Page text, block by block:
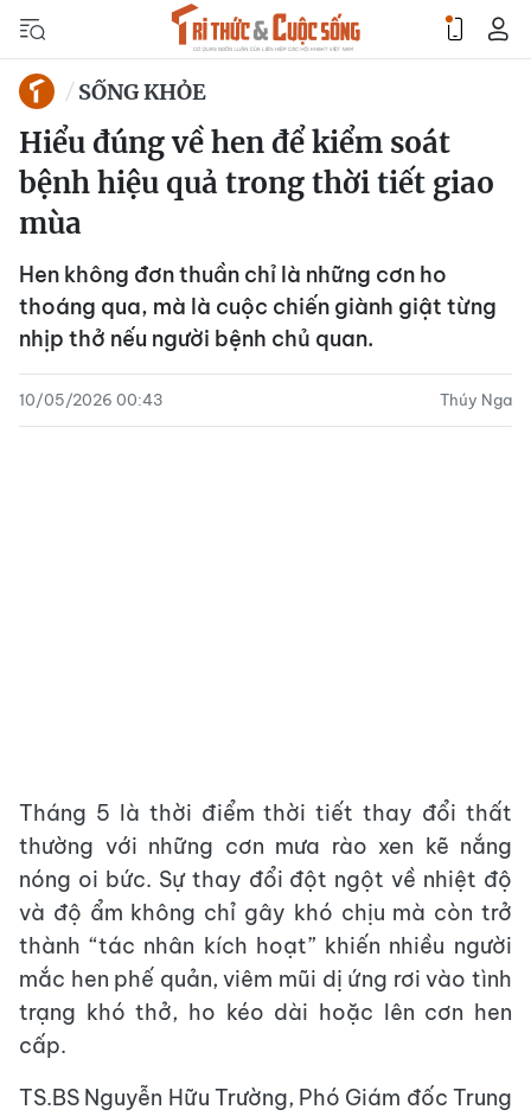
SỐNG KHỎE
Hiểu đúng về hen để kiểm soát
bệnh hiệu quả trong thời tiết giao
mùa
Hen không đơn thuần chỉ là những cơn ho
thoáng qua, mà là cuộc chiến giành giật từng
nhịp thở nếu người bệnh chủ quan.
10/05/2026 00:43 Thúy Nga
Tháng 5 là thời điểm thời tiết thay đổi thất
thường với những cơn mưa rào xen kẽ nắng
nóng oi bức. Sự thay đổi đột ngột về nhiệt độ
và độ ẩm không chỉ gây khó chịu mà còn trở
thành “tác nhân kích hoạt” khiến nhiều người
mắc hen phế quản, viêm mũi dị ứng rơi vào tình
trạng khó thở, ho kéo dài hoặc lên cơn hen
cấp.
TS.BS Nguyễn Hữu Trường, Phó Giám đốc Trung